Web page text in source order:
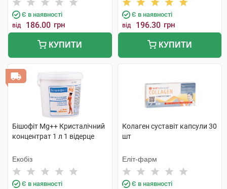
Є в наявності
від 186.00 грн
КУПИТИ
Є в наявності
від 196.30 грн
КУПИТИ
Бішофіт Mg++ Кристалічний
концентрат 1 л 1 відерце
Екобіз
Є в наявності
Колаген суставіт капсули 30
шт
Еліт-фарм
Є в наявності